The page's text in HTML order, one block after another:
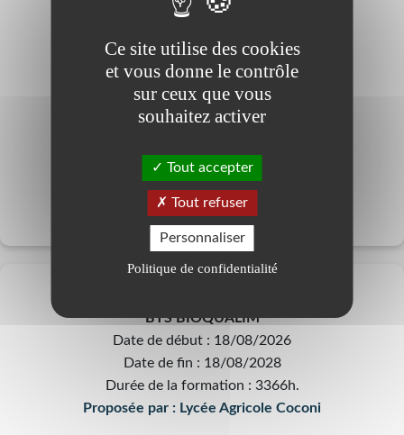
Date de début : 20/08/2024
Date de fin : 22/08/2026
Durée de la formation : 1654h.
Coconi
5
BTS BIOQUALIM
Date de début : 18/08/2026
Date de fin : 18/08/2028
Durée de la formation : 3366h.
Proposée par : Lycée Agricole Coconi
Ce site utilise des cookies
et vous donne le contrôle
sur ceux que vous
souhaitez activer
Tout accepter
Tout refuser
Personnaliser
Politique de confidentialité